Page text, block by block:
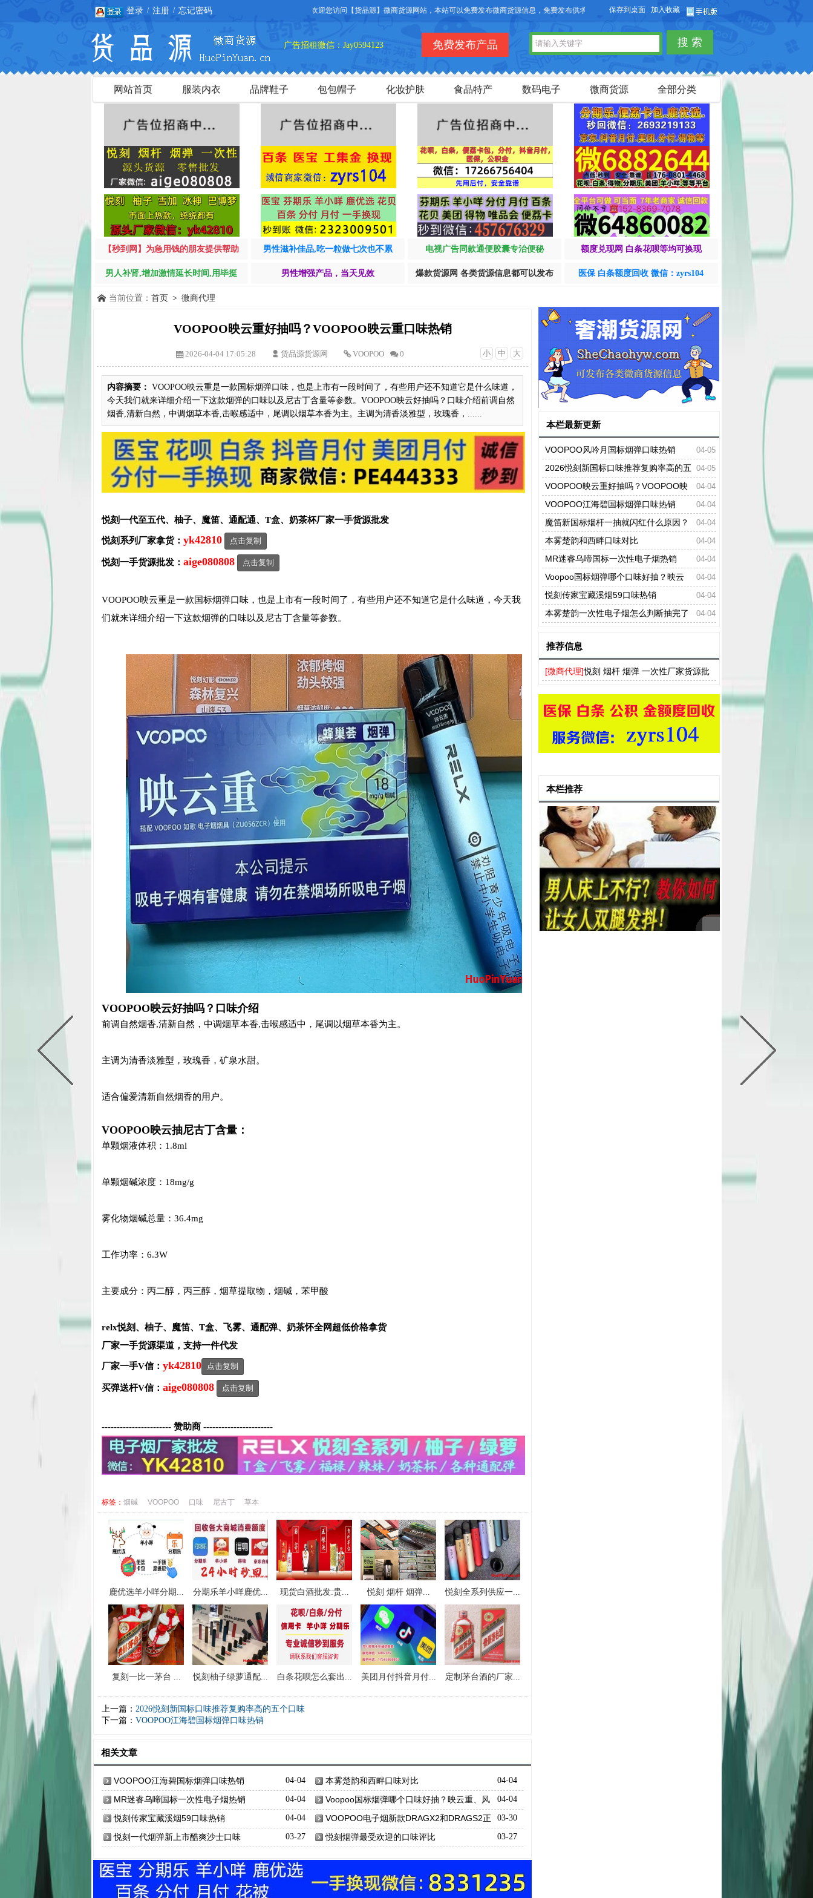
登录 / 注册 / 忘记密码 欢迎您访问【货品源】微商货源网站，本站可以免费发布微商货源信息，免费发布供求信息，也可以免费发布淘宝客商品信息。
保存到桌面 加入收藏
广告招租微信：Jay0594123 搜 索
免费发布产品
网站首页 服装内衣 品牌鞋子 包包帽子 化妆护肤 食品特产 数码电子 微商货源 全部分类
【秒到网】为急用钱的朋友提供帮助 男性滋补佳品,吃一粒做七次也不累 电视广告同款通便胶囊专治便秘 额度兑现网 白条花呗等均可换现
男人补肾,增加激情延长时间,用毕挺 男性增强产品，当天见效 爆款货源网 各类货源信息都可以发布 医保 白条额度回收 微信：zyrs104
当前位置： 首页 > 微商代理
VOOPOO映云重好抽吗？VOOPOO映云重口味热销
小 中 大
2026-04-04 17:05:28 货品源货源网 VOOPOO 0
内容摘要： VOOPOO映云重是一款国标烟弹口味，也是上市有一段时间了，有些用户还不知道它是什么味道，
今天我们就来详细介绍一下这款烟弹的口味以及尼古丁含量等参数。VOOPOO映云好抽吗？口味介绍前调自然
烟香,清新自然，中调烟草本香,击喉感适中，尾调以烟草本香为主。主调为清香淡雅型，玫瑰香，......
悦刻一代至五代、柚子、魔笛、通配通、T盒、奶茶杯厂家一手货源批发
悦刻系列厂家拿货： yk42810 点击复制
悦刻一手货源批发： aige080808 点击复制
VOOPOO映云重是一款国标烟弹口味，也是上市有一段时间了，有些用户还不知道它是什么味道，今天我
们就来详细介绍一下这款烟弹的口味以及尼古丁含量等参数。
VOOPOO映云好抽吗？口味介绍
前调自然烟香,清新自然，中调烟草本香,击喉感适中，尾调以烟草本香为主。
主调为清香淡雅型，玫瑰香，矿泉水甜。
适合偏爱清新自然烟香的用户。
VOOPOO映云抽尼古丁含量：
单颗烟液体积：1.8ml
单颗烟碱浓度：18mg/g
雾化物烟碱总量：36.4mg
工作功率：6.3W
主要成分：丙二醇，丙三醇，烟草提取物，烟碱，苯甲酸
relx悦刻、柚子、魔笛、T盒、飞雾、通配弹、奶茶怀全网超低价格拿货
厂家一手货源渠道，支持一件代发
厂家一手V信： yk42810 点击复制
买弹送杆V信： aige080808 点击复制
----------------------- 赞助商 -----------------------
标签： 烟碱 VOOPOO 口味 尼古丁 草本
鹿优选羊小咩分期... 分期乐羊小咩鹿优... 现货白酒批发:贵... 悦刻 烟杆 烟弹... 悦刻全系列供应一...
复刻一比一茅台 ... 悦刻柚子绿萝通配... 白条花呗怎么套出... 美团月付抖音月付... 定制茅台酒的厂家...
上一篇： 2026悦刻新国标口味推荐复购率高的五个口味
下一篇： VOOPOO江海碧国标烟弹口味热销
相关文章
04-04
VOOPOO江海碧国标烟弹口味热销 04-04
本雾楚韵和西畔口味对比
04-04
MR迷睿乌啼国标一次性电子烟热销 04-04
Voopoo国标烟弹哪个口味好抽？映云重、风
吟月、江海碧口味对比
04-04
悦刻传家宝藏溪烟59口味热销 03-30
VOOPOO电子烟新款DRAGX2和DRAGS2正
式推出
03-27
悦刻一代烟弹新上市酷爽沙士口味 03-27
悦刻烟弹最受欢迎的口味评比
本栏最新更新
04-05
VOOPOO风吟月国标烟弹口味热销
04-05
2026悦刻新国标口味推荐复购率高的五
个口味 04-04
VOOPOO映云重好抽吗？VOOPOO映
云重口味热销 04-04
VOOPOO江海碧国标烟弹口味热销
04-04
魔笛新国标烟杆一抽就闪红什么原因？
04-04
本雾楚韵和西畔口味对比
04-04
MR迷睿乌啼国标一次性电子烟热销
04-04
Voopoo国标烟弹哪个口味好抽？映云
重、风吟月、江海碧口味对比 04-04
悦刻传家宝藏溪烟59口味热销
04-04
本雾楚韵一次性电子烟怎么判断抽完了
推荐信息
[微商代理]悦刻 烟杆 烟弹 一次性厂家货源批
本栏推荐